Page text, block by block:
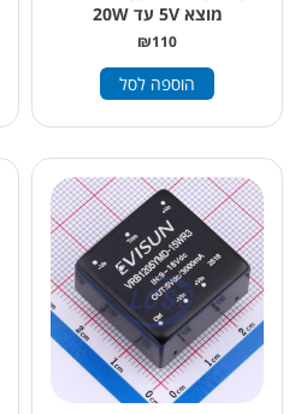
מוצא 5V עד 20W
₪110
הוספה לסל